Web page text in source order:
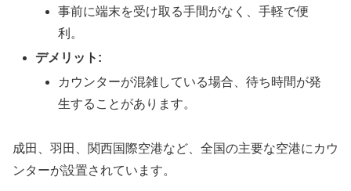
事前に端末を受け取る手間がなく、手軽で便
利。
デメリット:
カウンターが混雑している場合、待ち時間が発
生することがあります。
成田、羽田、関西国際空港など、全国の主要な空港にカウ
ンターが設置されています。